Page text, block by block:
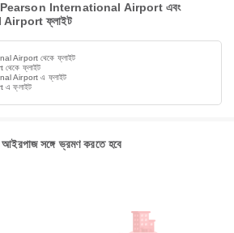
Pearson International Airport এবং
ফ্লাইট
Airport থেকে ফ্লাইট
ফ্লাইট
Airport এ ফ্লাইট
ফ্লাইট
সঙ্গে ভ্রমণ করতে হবে